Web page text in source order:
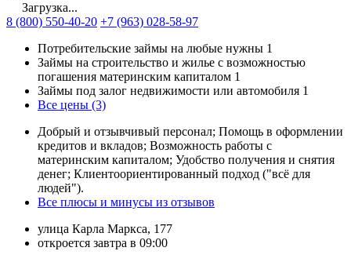
Загрузка...
8 (800) 550-40-20 +7 (963) 028-58-97
Потребительские займы на любые нужны 1
Займы на строительство и жилье с возможностью
погашения материнским капиталом 1
Займы под залог недвижимости или автомобиля 1
Все цены (3)
Добрый и отзывчивый персонал; Помощь в оформлении
кредитов и вкладов; Возможность работы с
материнским капиталом; Удобство получения и снятия
денег; Клиентоориентированный подход ("всё для
людей").
Все плюсы и минусы из отзывов
улица Карла Маркса, 177
откроется завтра в 09:00